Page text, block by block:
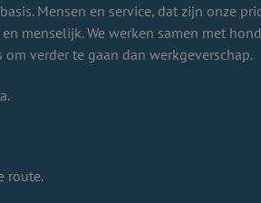
Mensen en service, dat zijn onze
menselijk. We werken samen met
verder te gaan dan werkgeverschap.
route.